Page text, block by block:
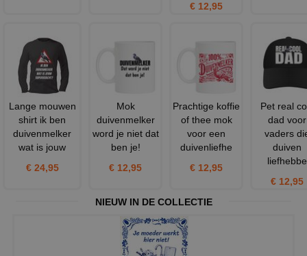
€ 12,95
Lange mouwen
shirt ik ben
duivenmelker
wat is jouw
€ 24,95
Mok
duivenmelker
word je niet dat
ben je!
€ 12,95
Prachtige koffie
of thee mok
voor een
duivenliefhe
€ 12,95
Pet real
dad voor
vaders
duiven
liefhebbe
€ 12,95
NIEUW IN DE COLLECTIE